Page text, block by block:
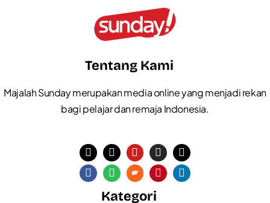
Tentang Kami
Majalah Sunday merupakan media online yang menjadi rekan
bagi pelajar dan remaja Indonesia.
Kategori